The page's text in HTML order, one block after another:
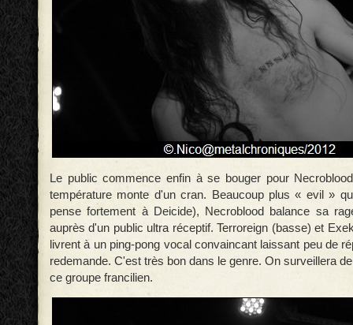
Le public commence enfin à se bouger pour
température monte d'un cran. Beaucoup plus « evil »
pense fortement à Deicide), Necroblood balance sa
auprès d'un public ultra réceptif. Terroreign (basse) et
livrent à un ping-pong vocal convaincant laissant peu de
redemande. C'est très bon dans le genre. On surveillera
ce groupe francilien.